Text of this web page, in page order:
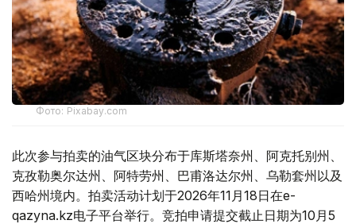
Фото: Pixabay.com
此次参与拍卖的油气区块分布于库斯塔奈州、阿克托别州、
克孜勒奥尔达州、阿特劳州、巴甫洛达尔州、乌勒套州以及
西哈州境内。拍卖活动计划于2026年11月18日在e-
qazyna.kz电子平台举行。竞拍申请提交截止日期为10月5